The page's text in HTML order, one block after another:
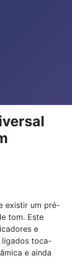
existir um pré-
tom. Este
e
ligados toca-
e ainda